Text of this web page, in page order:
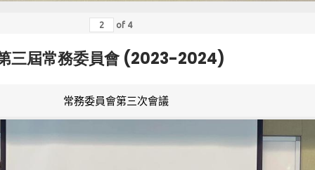
of 4
三屆常務委員會 (2023-2024)
常務委員會第三次會議